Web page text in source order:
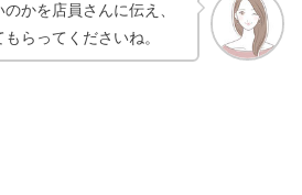
かを店員さんに伝え、
らってくださいね。